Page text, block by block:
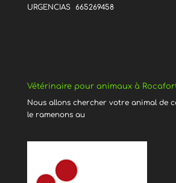
URGENCIAS 665269458
Vétérinaire pour animaux à
Nous allons chercher votre animal de
le ramenons au